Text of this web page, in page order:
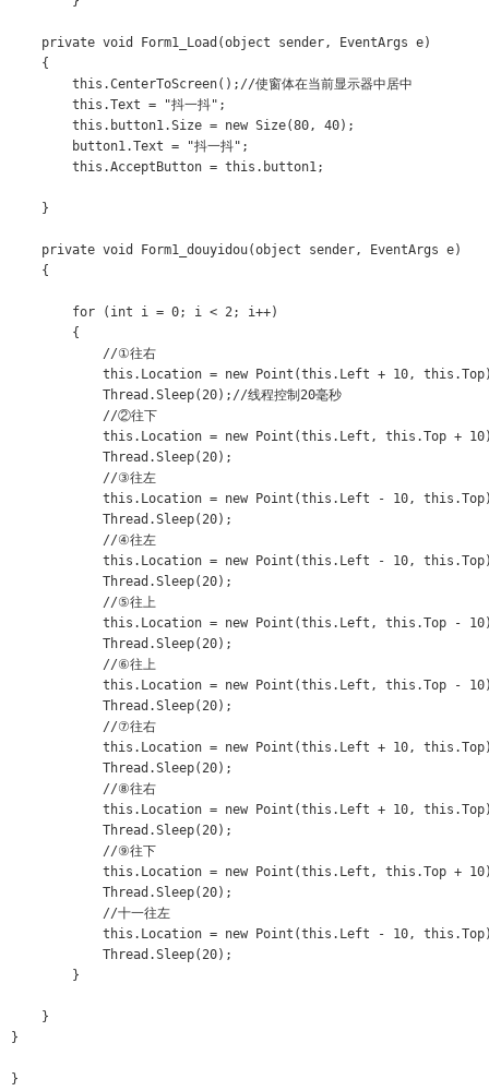
​    private void Form1_Load(object sender, EventArgs e)
​    {
​        this.CenterToScreen();//使窗体在当前显示器中居中
​        this.Text = "抖一抖";
​        this.button1.Size = new Size(80, 40);
​        button1.Text = "抖一抖";
​        this.AcceptButton = this.button1;
​    }
​    private void Form1_douyidou(object sender, EventArgs e)
​    {
​        for (int i = 0; i < 2; i++)
​        {
​            //①往右
this.Location = new Point(this.Left + 10,
​            Thread.Sleep(20);//线程控制20毫秒
​            //②往下
this.Location = new Point(this.Left, this.Top +
​            Thread.Sleep(20);
​            //③往左
this.Location = new Point(this.Left - 10,
​            Thread.Sleep(20);
​            //④往左
this.Location = new Point(this.Left - 10,
​            Thread.Sleep(20);
​            //⑤往上
this.Location = new Point(this.Left, this.Top -
​            Thread.Sleep(20);
​            //⑥往上
this.Location = new Point(this.Left, this.Top -
​            Thread.Sleep(20);
​            //⑦往右
this.Location = new Point(this.Left + 10,
​            Thread.Sleep(20);
​            //⑧往右
this.Location = new Point(this.Left + 10,
​            Thread.Sleep(20);
​            //⑨往下
this.Location = new Point(this.Left, this.Top +
​            Thread.Sleep(20);
​            //十一往左
this.Location = new Point(this.Left - 10,
​            Thread.Sleep(20);
​        }
​    }
}
}